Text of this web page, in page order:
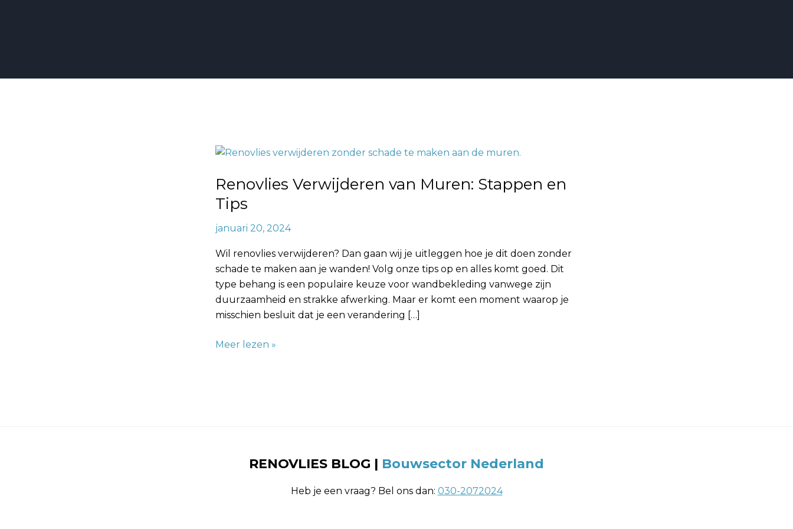
Renovlies Verwijderen van Muren: Stappen en
Tips
januari 20, 2024
Wil renovlies verwijderen? Dan gaan wij je uitleggen hoe je dit doen zonder
schade te maken aan je wanden! Volg onze tips op en alles komt goed. Dit
type behang is een populaire keuze voor wandbekleding vanwege zijn
duurzaamheid en strakke afwerking. Maar er komt een moment waarop je
misschien besluit dat je een verandering […]
Renovlies
van
Muren:
Stappen
en
Meer lezen »
RENOVLIES BLOG | Bouwsector Nederland
Heb je een vraag? Bel ons dan: 030-2072024